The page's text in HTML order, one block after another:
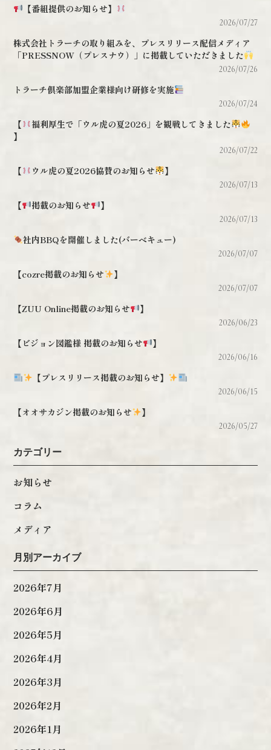
【番組提供のお知らせ】
2026/07/27
株式会社トラーチの取り組みを、プレスリリース配信メディア
「PRESSNOW（プレスナウ）」に掲載していただきました
2026/07/26
トラーチ倶楽部加盟企業様向け研修を実施
2026/07/24
【
福利厚生で「ウル虎の夏2026」を観戦してきました
】
2026/07/22
【 ウル虎の夏2026協賛のお知らせ 】
2026/07/13
【 掲載のお知らせ 】
2026/07/13
社内BBQを開催しました(バーベキュー)
2026/07/07
【cozre掲載のお知らせ 】
2026/07/07
【ZUU Online掲載のお知らせ 】
2026/06/23
【ビジョン図鑑様 掲載のお知らせ 】
2026/06/16
【プレスリリース掲載のお知らせ】
2026/06/15
【オオサカジン掲載のお知らせ 】
2026/05/27
カテゴリー
お知らせ
コラム
メディア
月別アーカイブ
2026年7月
2026年6月
2026年5月
2026年4月
2026年3月
2026年2月
2026年1月